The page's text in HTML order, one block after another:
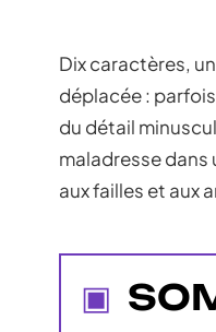
Dix caractères,
déplacée :
du détail
maladresse dans
aux failles et aux